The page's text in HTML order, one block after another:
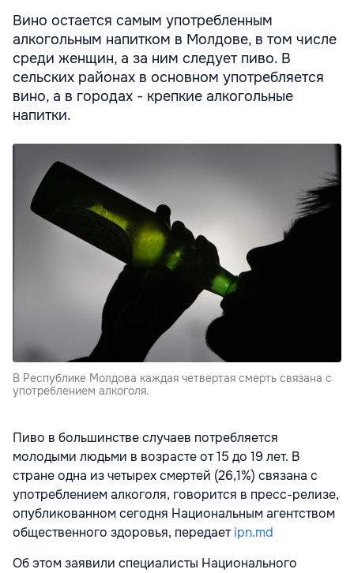
Вино остается самым употребленным
алкогольным напитком в Молдове, в том числе
среди женщин, а за ним следует пиво. В
сельских районах в основном употребляется
вино, а в городах - крепкие алкогольные
напитки.
В Республике Молдова каждая четвертая смерть связана с
употреблением алкоголя.
Пиво в большинстве случаев потребляется
молодыми людьми в возрасте от 15 до 19 лет. В
стране одна из четырех смертей (26,1%) связана с
употреблением алкоголя, говорится в пресс-релизе,
опубликованном сегодня Национальным агентством
общественного здоровья, передаетipn.md
Об этом заявили специалисты Национального